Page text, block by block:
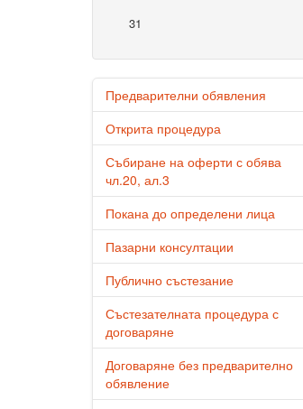
31
Предварителни обявления
Открита процедура
Събиране на оферти с обява
чл.20, ал.3
Покана до определени лица
Пазарни консултации
Публично състезание
Състезателната процедура с
договаряне
Договаряне без предварително
обявление